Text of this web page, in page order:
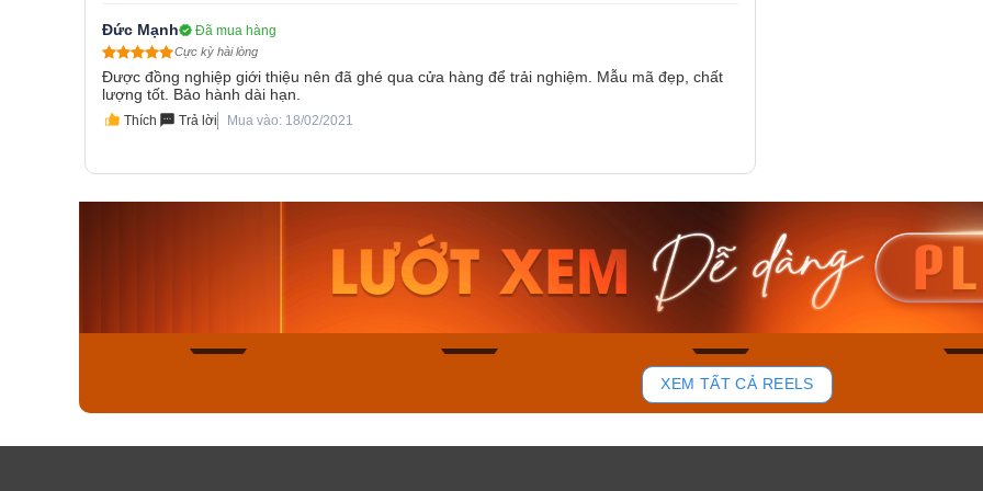
Đức Mạnh Đã mua hàng
Cực kỳ hài lòng
Được đồng nghiệp giới thiệu nên đã ghé qua cửa hàng để trải nghiệm. Mẫu mã đẹp, chất
lượng tốt. Bảo hành dài hạn.
Thích Trả lời Mua vào: 18/02/2021
Casio Nam MTS-
115D-1AVDF
2.823.000₫
2.399.550₫
Mua ngay
44
Casio Nam MTS-
RS100L-1AVDF
4.276.000₫
3.634.600₫
Casio
230EL-
Mua
XEM TẤT CẢ REELS